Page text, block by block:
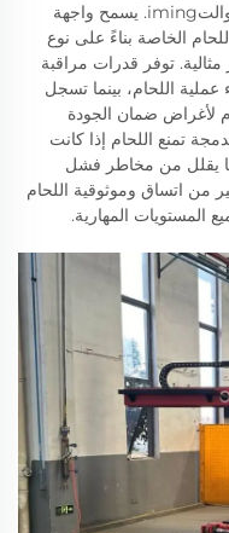
الحرجة للحام مثل درجة الحرارة والضغط والتiming. يسمح واجهة
الخاصة بناءً على نوع
توفر قدرات مراقبة
عملية اللحام، بينما تسجل
لأغراض ضمان الجودة
تمنع اللحام إذا كانت
يقلل من مخاطر فشل
من اتساق وموثوقية اللحام
المستويات المهارية.